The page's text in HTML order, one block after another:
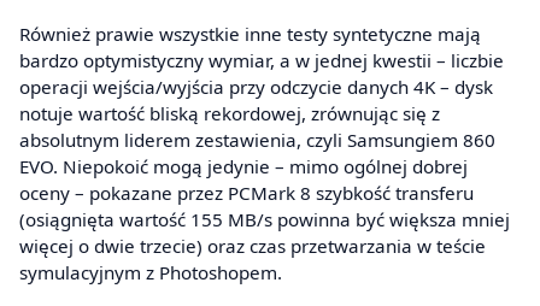
Również prawie wszystkie inne testy syntetyczne mają
bardzo optymistyczny wymiar, a w jednej kwestii – liczbie
operacji wejścia/wyjścia przy odczycie danych 4K – dysk
notuje wartość bliską rekordowej, zrównując się z
absolutnym liderem zestawienia, czyli Samsungiem 860
EVO. Niepokoić mogą jedynie – mimo ogólnej dobrej
oceny – pokazane przez PCMark 8 szybkość transferu
(osiągnięta wartość 155 MB/s powinna być większa mniej
więcej o dwie trzecie) oraz czas przetwarzania w teście
symulacyjnym z Photoshopem.